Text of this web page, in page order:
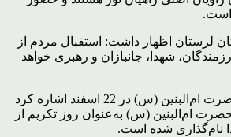
است.
لرستان اظهار داشت: استقبال مردم از
رزمندگان، شهدا، جانبازان و رهبری خواهد
وی به سالروز وفات حضرت ام‌البنین (س) در 22 اسفند اشاره کرد
ام‌البنین (س) به‌عنوان روز تکریم از
نام‌گذاری شده است.